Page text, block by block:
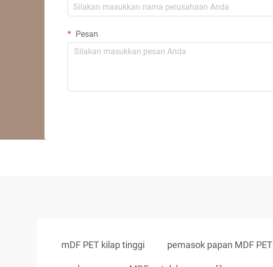
Pesan
mDF PET kilap tinggi pemasok papan MDF PET